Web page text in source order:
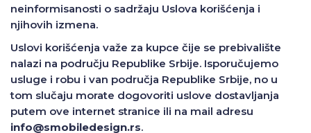
neinformisanosti o sadržaju Uslova korišćenja i
njihovih izmena.
Uslovi korišćenja važe za kupce čije se prebivalište
nalazi na području Republike Srbije. Isporučujemo
usluge i robu i van područja Republike Srbije, no u
tom slučaju morate dogovoriti uslove dostavljanja
putem ove internet stranice ili na mail adresu
info@smobiledesign.rs.